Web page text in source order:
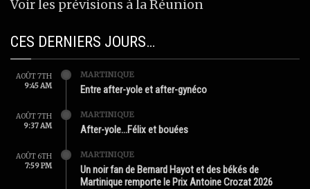
Voir les prévisions à la Réunion
CES DERNIERS JOURS…
AOÛT 7TH
9:45 AM
MARTINIQUE
Entre after-yole et after-gynéco
AOÛT 7TH
9:37 AM
MARTINIQUE
After-yole…Félix et bouées
AOÛT 6TH
7:59 PM
MARTINIQUE
Un noir fan de Bernard Hayot et des békés de
Martinique remporte le Prix Antoine Crozat 2026